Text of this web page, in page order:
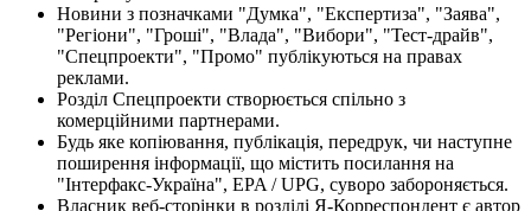
Новини з позначками "Думка", "Експертиза", "Заява",
"Регіони", "Гроші", "Влада", "Вибори", "Тест-драйв",
"Спецпроекти", "Промо" публікуються на правах
реклами.
Розділ Спецпроекти створюється спільно з
комерційними партнерами.
Будь яке копіювання, публікація, передрук, чи наступне
поширення інформації, що містить посилання на
"Інтерфакс-Україна", EPA / UPG, суворо забороняється.
Власник веб-сторінки в розділі Я-Корреспондент є автор